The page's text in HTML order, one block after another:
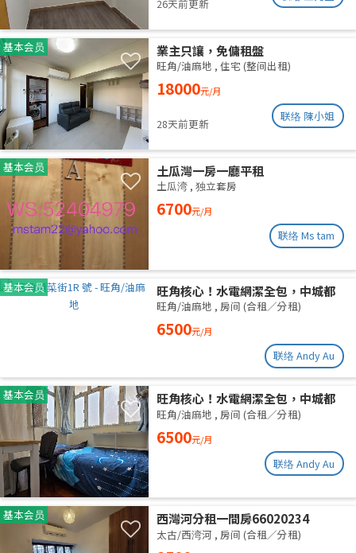
26天前更新
基本会员 業主只讓，免傭租盤
旺角/油麻地 , 住宅 (整间出租)
18000元/月
28天前更新
联络 陳小姐
基本会员 土瓜灣一房一廳平租
土瓜湾 , 独立套房
6700元/月
联络 Ms tam
基本会员
旺角核心！水電網潔全包，中城都
理大通勤黨
旺角/油麻地 , 房间 (合租／分租)
6500元/月
联络 Andy Au
基本会员
旺角核心！水電網潔全包，中城都
理大通勤黨
旺角/油麻地 , 房间 (合租／分租)
6500元/月
联络 Andy Au
基本会员 西灣河分租一間房66020234
太古/西湾河 , 房间 (合租／分租)